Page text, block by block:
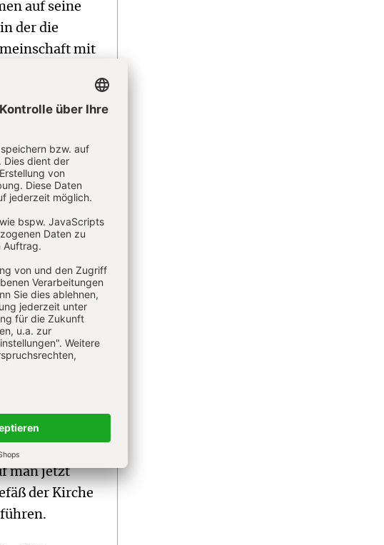
auf seine
der die
mit
beten
ironische
besehen
für die
dafür
Zeitansage?
Powszechny“
auf die Uhr,
warte auf
ihren
und
des aus
Sein Blick
man jetzt
der Kirche